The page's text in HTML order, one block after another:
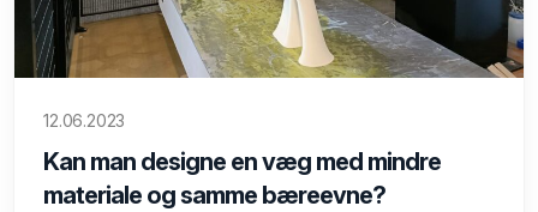
12.06.2023
Kan man designe en væg med mindre
materiale og samme bæreevne?